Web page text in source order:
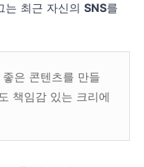
는 최근 자신의 SNS를
은 콘텐츠를 만들
책임감 있는 크리에